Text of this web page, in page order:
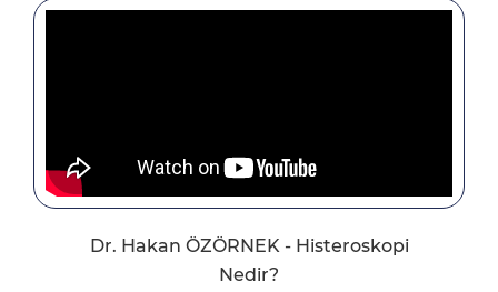
Dr. Hakan ÖZÖRNEK - Histeroskopi
Nedir?